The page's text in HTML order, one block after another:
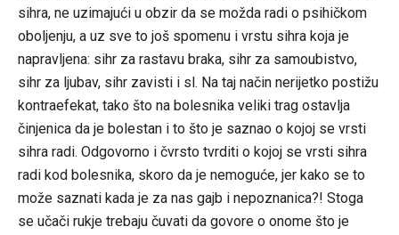
sihra, ne uzimajući u obzir da se možda radi o psihičkom
oboljenju, a uz sve to još spomenu i vrstu sihra koja je
napravljena: sihr za rastavu braka, sihr za samoubistvo,
sihr za ljubav, sihr zavisti i sl. Na taj način nerijetko postižu
kontraefekat, tako što na bolesnika veliki trag ostavlja
činjenica da je bolestan i to što je saznao o kojoj se vrsti
sihra radi. Odgovorno i čvrsto tvrditi o kojoj se vrsti sihra
radi kod bolesnika, skoro da je nemoguće, jer kako se to
može saznati kada je za nas gajb i nepoznanica?! Stoga
se učači rukje trebaju čuvati da govore o onome što je